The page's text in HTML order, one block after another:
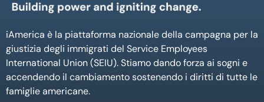
iAmerica è la piattaforma nazionale della campagna per la
giustizia degli immigrati del Service Employees
International Union (SEIU). Stiamo dando forza ai sogni e
accendendo il cambiamento sostenendo i diritti di tutte le
famiglie americane.